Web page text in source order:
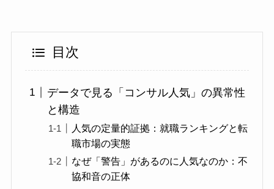
目次
データで見る「コンサル人気」の異常性
と構造
人気の定量的証拠：就職ランキングと転
職市場の実態
なぜ「警告」があるのに人気なのか：不
協和音の正体